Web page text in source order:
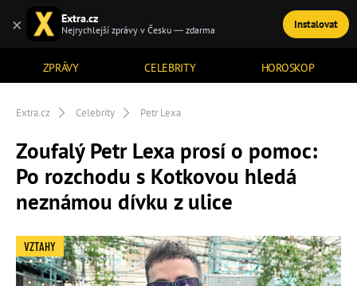
ZPRÁVY CELEBRITY HOROSKOP
TÉMATA
Extra.cz Celebrity Petr Lexa
Zoufalý Petr Lexa prosí o pomoc:
Po rozchodu s Kotkovou hledá
neznámou dívku z ulice
VZTAHY
× Extra.cz
Nejrychlejší zprávy v Česku — zdarma Instalovat